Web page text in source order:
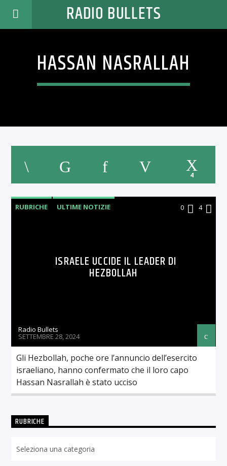
RADIO BULLETS
HASSAN NASRALLAH
4
RUBRICHE ULTIME NOTIZIE 0 4
ISRAELE UCCIDE IL LEADER DI
HEZBOLLAH
Radio Bullets
SETTEMBRE 28, 2024
Gli Hezbollah, poche ore l’annuncio dell’esercito
israeliano, hanno confermato che il loro capo
Hassan Nasrallah è stato ucciso
RUBRICHE